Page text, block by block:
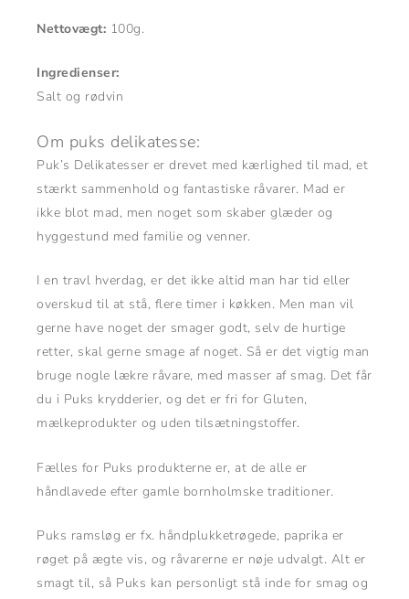
Nettovægt: 100g.
Ingredienser:
Salt og rødvin
Om puks delikatesse:
Puk’s Delikatesser er drevet med kærlighed til mad, et
stærkt sammenhold og fantastiske råvarer. Mad er
ikke blot mad, men noget som skaber glæder og
hyggestund med familie og venner.
I en travl hverdag, er det ikke altid man har tid eller
overskud til at stå, flere timer i køkken. Men man vil
gerne have noget der smager godt, selv de hurtige
retter, skal gerne smage af noget. Så er det vigtig man
bruge nogle lækre råvare, med masser af smag. Det får
du i Puks krydderier, og det er fri for Gluten,
mælkeprodukter og uden tilsætningstoffer.
Fælles for Puks produkterne er, at de alle er
håndlavede efter gamle bornholmske traditioner.
Puks ramsløg er fx. håndplukketrøgede, paprika er
røget på ægte vis, og råvarerne er nøje udvalgt. Alt er
smagt til, så Puks kan personligt stå inde for smag og